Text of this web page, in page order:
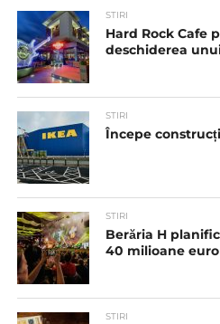
STIRI
Hard Rock Cafe
deschiderea
STIRI
Începe
STIRI
Berăria H
40 milioane
STIRI